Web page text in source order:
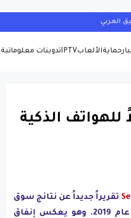
حمايةالألعابIPTVتدوينات معلوماتية
التلفزيونية والانمي والمصارعة الحرة
للهواتف الذكية
تقريراً جديداً عن نتائج سوق
تطبيقات الأجهزة المحمولة للنصف الأول من عام 2019. وهو يعكس إنفاق